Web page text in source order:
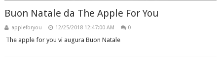
Buon Natale da The Apple For You
appleforyou 12/25/2018 12:47:00 AM 0
The apple for you vi augura Buon Natale